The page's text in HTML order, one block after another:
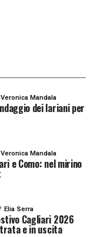
Arriva Sherri:
NEWS
Veronica Mandala
dei lariani per
Veronica Mandala
e Como: nel mirino
Elia Serra
Cagliari 2026
e in uscita